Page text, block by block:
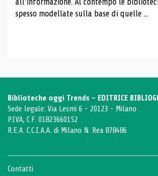
spesso modellate sulla base di quelle ...
Biblioteche oggi Trends - EDITRICE
Sede legale: Via Lesmi 6 - 20123 - Milano
P.IVA, C.F. 01823660152
R.E.A. C.C.I.A.A. di Milano N. Rea 878486
Contatti